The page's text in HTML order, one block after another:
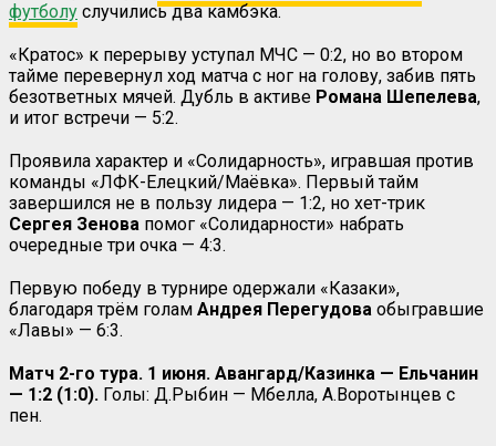
футболу случились два камбэка.
«Кратос» к перерыву уступал МЧС — 0:2, но во втором
тайме перевернул ход матча с ног на голову, забив пять
безответных мячей. Дубль в активе Романа Шепелева,
и итог встречи — 5:2.
Проявила характер и «Солидарность», игравшая против
команды «ЛФК-Елецкий/Маёвка». Первый тайм
завершился не в пользу лидера — 1:2, но хет-трик
Сергея Зенова помог «Солидарности» набрать
очередные три очка — 4:3.
Первую победу в турнире одержали «Казаки»,
благодаря трём голам Андрея Перегудова обыгравшие
«Лавы» — 6:3.
Матч 2-го тура. 1 июня. Авангард/Казинка — Ельчанин
— 1:2 (1:0). Голы: Д.Рыбин — Мбелла, А.Воротынцев с
пен.